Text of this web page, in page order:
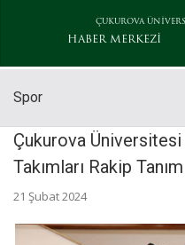
ÇUKUROVA
HABER MERKEZİ
Spor
Çukurova
Takımları Rakip
21 Şubat 2024